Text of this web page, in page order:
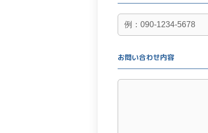
お問い合わせ内容